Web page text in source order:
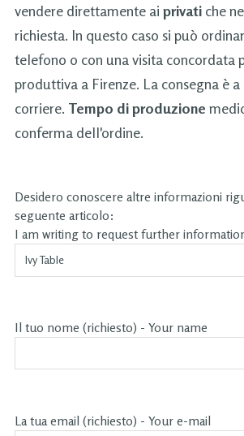
vendere direttamente ai privati che
richiesta. In questo caso si può
telefono o con una visita concordata
produttiva a Firenze. La consegna è
corriere. Tempo di produzione
conferma dell'ordine.
Desidero conoscere altre informazioni
seguente articolo:
I am writing to request further
Il tuo nome (richiesto) - Your name
La tua email (richiesto) - Your e-mail